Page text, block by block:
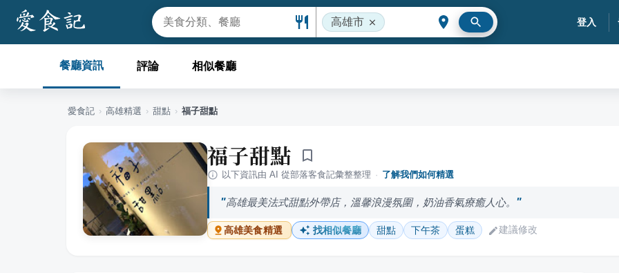
高雄市 登入
餐廳資訊 評論 相似餐廳
愛食記 › 高雄精選 › 甜點 › 福子甜點
福子甜點
以下資訊由 AI 從部落客食記彙整整理 · 了解我們如何精選
高雄最美法式甜點外帶店，溫馨浪漫氛圍，奶油香氣療癒人心。
高雄美食精選 找相似餐廳 甜點 下午茶 蛋糕 建議修改